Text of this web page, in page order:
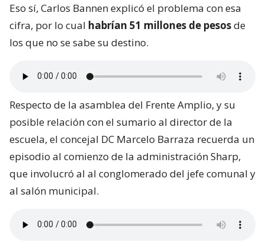
Eso sí, Carlos Bannen explicó el problema con esa
cifra, por lo cual habrían 51 millones de pesosde
los que no se sabe su destino.
Respecto de la asamblea del Frente Amplio, y su
posible relación con el sumario al director de la
escuela, el concejal DC Marcelo Barraza recuerda un
episodio al comienzo de la administración Sharp,
que involucró al al conglomerado del jefe comunal y
al salón municipal.